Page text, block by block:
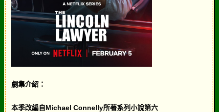
劇集介紹：
本季改編自Michael Connelly所著系列小說第六